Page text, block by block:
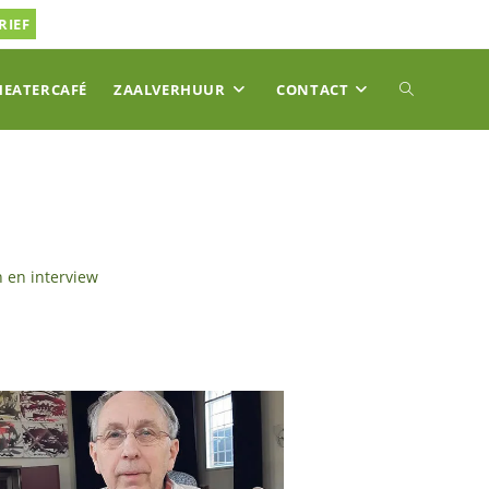
ZAALVERHUUR CONTACT TOGGLE
en interview